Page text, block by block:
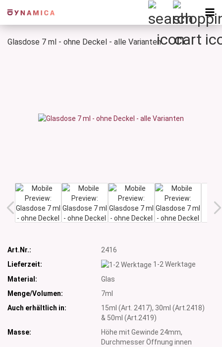
Glasdose 7 ml - ohne Deckel - alle Varianten
Art.Nr.:
2416
Lieferzeit:
1-2 Werktage
Material:
Glas
Menge/Volumen:
7ml
Auch erhältlich in:
15ml (Art. 2417), 30ml (Art.2418)
& 50ml (Art.2419)
Masse:
Höhe mit Gewinde 24mm,
Durchmesser Öffnung innen